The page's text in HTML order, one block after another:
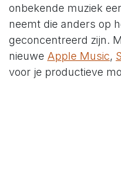
onbekende muziek
neemt die anders op
geconcentreerd zijn.
nieuwe Apple Music,
voor je productieve